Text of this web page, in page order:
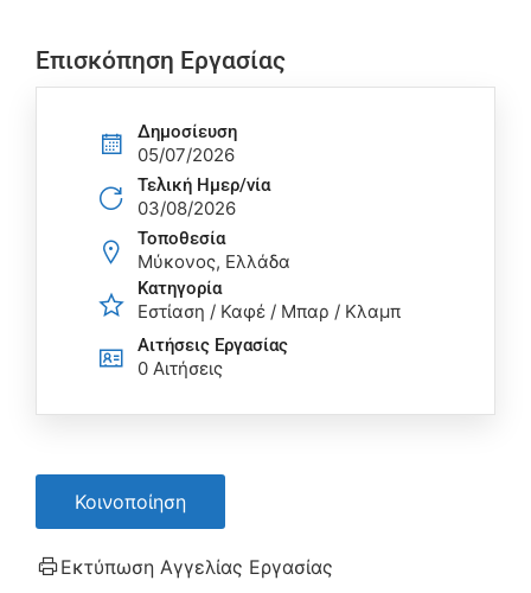
Επισκόπηση Εργασίας
Δημοσίευση
05/07/2026
Τελική Ημερ/νία
03/08/2026
Τοποθεσία
Μύκονος, Ελλάδα
Κατηγορία
Εστίαση / Καφέ / Μπαρ / Κλαμπ
Αιτήσεις Eργασίας
0 Αιτήσεις
Κοινοποίηση
Εκτύπωση Αγγελίας Εργασίας